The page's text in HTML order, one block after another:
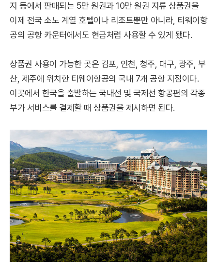
지 등에서 판매되는 5만 원권과 10만 원권 지류 상품권을
이제 전국 소노 계열 호텔이나 리조트뿐만 아니라, 티웨이항
공의 공항 카운터에서도 현금처럼 사용할 수 있게 됐다.
상품권 사용이 가능한 곳은 김포, 인천, 청주, 대구, 광주, 부
산, 제주에 위치한 티웨이항공의 국내 7개 공항 지점이다.
이곳에서 한국을 출발하는 국내선 및 국제선 항공편의 각종
부가 서비스를 결제할 때 상품권을 제시하면 된다.